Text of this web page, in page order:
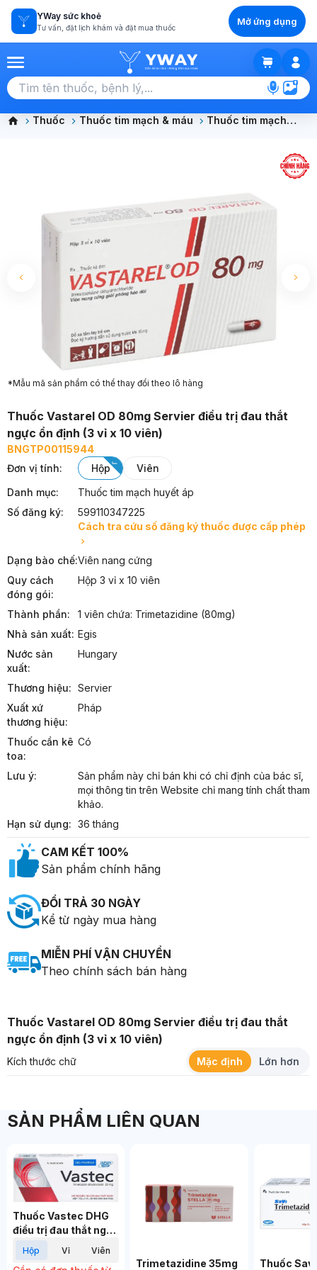
YWay sức khoẻ
Tư vấn, đặt lịch khám và đặt mua thuốc
Mở ứng dụng
Chọn tất cả (0) GIỎ HÀNG
Thuốc Thuốc tim mạch & máu
Thuốc tim mạch
*Mẫu mã sản phẩm có thể thay đổi theo lô hàng
Thuốc Vastarel OD 80mg Servier điều trị đau thắt
ngực ổn định (3 vỉ x 10 viên)
BNGTP00115944
Đơn vị tính: hộp viên
Danh mục:
Thuốc tim mạch huyết áp
Số đăng ký:
599110347225
Cách tra cứu số đăng ký thuốc được cấp phép
Dạng bào chế:Viên nang cứng
Quy cách
đóng gói:
Hộp 3 vỉ x 10 viên
Thành phần:
1 viên chứa: Trimetazidine (80mg)
Nhà sản xuất: Egis
Nước sản
xuất:
Hungary
Thương hiệu: Servier
Xuất xứ
thương hiệu:
Pháp
Thuốc cần kê
toa:
Có
Lưu ý:
Sản phẩm này chỉ bán khi có chỉ định của bác sĩ,
mọi thông tin trên Website chỉ mang tính chất tham
khảo.
Hạn sử dụng: 36 tháng
CAM KẾT 100%
Sản phẩm chính hãng
ĐỔI TRẢ 30 NGÀY
Kể từ ngày mua hàng
MIỄN PHÍ VẬN CHUYỂN
Theo chính sách bán hàng
Thuốc Vastarel OD 80mg Servier điều trị đau thắt
ngực ổn định (3 vỉ x 10 viên)
Kích thước chữ Mặc định Lớn hơn
SẢN PHẨM LIÊN QUAN
Thuốc Vastec DHG
điều trị đau thắt ngực
ổn định (2 vỉ x 30
viên)
hộp vỉ viên
Trimetazidine 35mg
Thuốc Savi